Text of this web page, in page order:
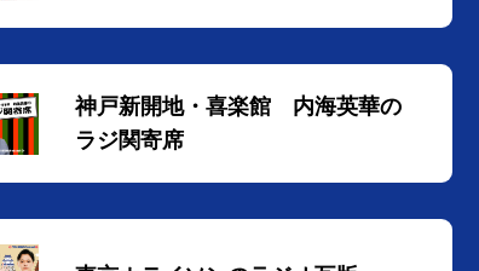
神戸新開地・喜楽館 内海英華の
ラジ関寄席